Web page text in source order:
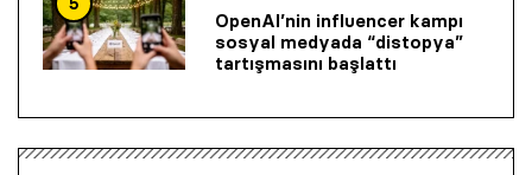
OpenAI’nin influencer kampı
sosyal medyada “distopya”
tartışmasını başlattı